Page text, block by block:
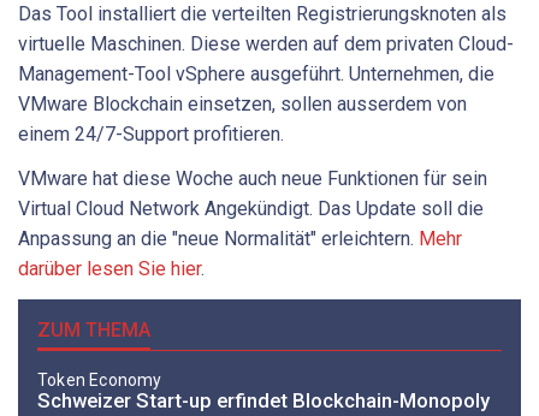
Das Tool installiert die verteilten Registrierungsknoten als
virtuelle Maschinen. Diese werden auf dem privaten Cloud-
Management-Tool vSphere ausgeführt. Unternehmen, die
VMware Blockchain einsetzen, sollen ausserdem von
einem 24/7-Support profitieren.
VMware hat diese Woche auch neue Funktionen für sein
Virtual Cloud Network Angekündigt. Das Update soll die
Anpassung an die "neue Normalität" erleichtern. Mehr
darüber lesen Sie hier.
ZUM THEMA
Token Economy
Schweizer Start-up erfindet Blockchain-Monopoly